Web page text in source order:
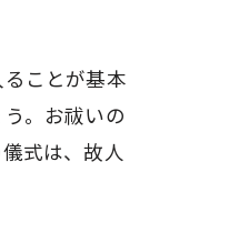
ことが基本
。お祓いの
式は、故人